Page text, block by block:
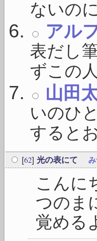
ないの
アル
表だし
ずこの
山田
いのひ
すると
[62] 光の表にて
こん
つのま
覚める